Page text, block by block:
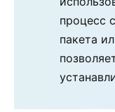
процесс
пакета